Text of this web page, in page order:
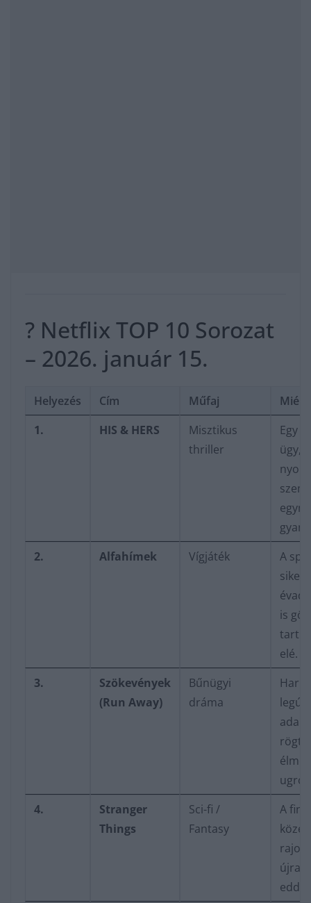
? Netflix TOP 10 Sorozat
– 2026. január 15.
Helyezés Cím Műfaj
Miért
1.
HIS & HERS
Misztikus
thriller
Egy
ügy,
2.
Alfahímek Vígjáték
A
is
tart a
elé.
3.
Szökevények
(Run Away)
Bűnügyi
dráma
4.
Stranger
Things
Sci-fi /
Fantasy
A
újra